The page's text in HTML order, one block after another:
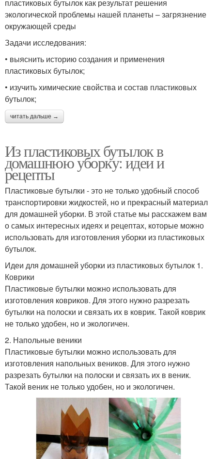
пластиковых бутылок как результат решения
экологической проблемы нашей планеты – загрязнение
окружающей среды
Задачи исследования:
• выяснить историю создания и применения
пластиковых бутылок;
• изучить химические свойства и состав пластиковых
бутылок;
читать дальше →
Из пластиковых бутылок в
домашнюю уборку: идеи и
рецепты
Пластиковые бутылки - это не только удобный способ
транспортировки жидкостей, но и прекрасный материал
для домашней уборки. В этой статье мы расскажем вам
о самых интересных идеях и рецептах, которые можно
использовать для изготовления уборки из пластиковых
бутылок.
Идеи для домашней уборки из пластиковых бутылок 1.
Коврики
Пластиковые бутылки можно использовать для
изготовления ковриков. Для этого нужно разрезать
бутылки на полоски и связать их в коврик. Такой коврик
не только удобен, но и экологичен.
2. Напольные веники
Пластиковые бутылки можно использовать для
изготовления напольных веников. Для этого нужно
разрезать бутылки на полоски и связать их в веник.
Такой веник не только удобен, но и экологичен.